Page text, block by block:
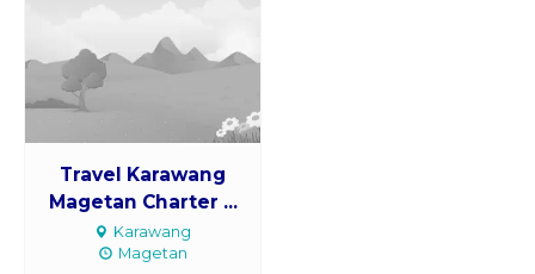
Travel Karawang
Magetan Charter ...
Karawang
Magetan